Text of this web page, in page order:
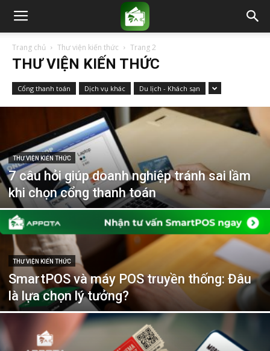
Trang chủ Thư viện kiến thức Trang 2
THƯ VIỆN KIẾN THỨC
Cổng thanh toán Dịch vụ khác Du lịch - Khách sạn
THƯ VIỆN KIẾN THỨC
7 câu hỏi giúp doanh nghiệp tránh sai lầm
khi chọn cổng thanh toán
THƯ VIỆN KIẾN THỨC
SmartPOS và máy POS truyền thống: Đâu
là lựa chọn lý tưởng?